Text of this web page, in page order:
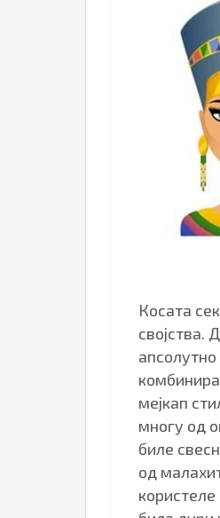
Косата
својства.
мејкап
многу од
биле
од